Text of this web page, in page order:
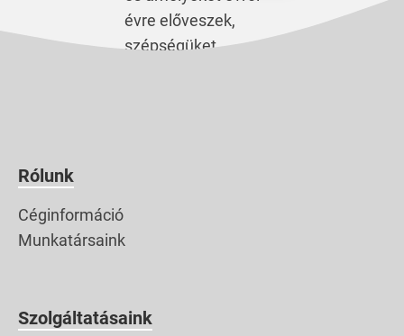
évre előveszek,
szépségüket
gazdagabb, mint
információátadásra,
Rólunk
Céginformáció
Munkatársaink
Szolgáltatásaink